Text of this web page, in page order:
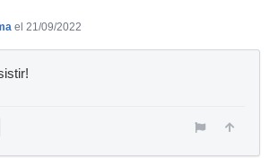
el 21/09/2022